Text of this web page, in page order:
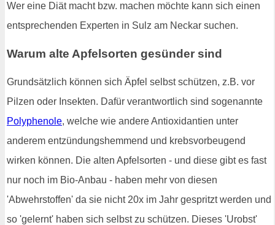
Wer eine Diät macht bzw. machen möchte kann sich einen
entsprechenden Experten in Sulz am Neckar suchen.
Warum alte Apfelsorten gesünder sind
Grundsätzlich können sich Äpfel selbst schützen, z.B. vor
Pilzen oder Insekten. Dafür verantwortlich sind sogenannte
Polyphenole, welche wie andere Antioxidantien unter
anderem entzündungshemmend und krebsvorbeugend
wirken können. Die alten Apfelsorten - und diese gibt es fast
nur noch im Bio-Anbau - haben mehr von diesen
'Abwehrstoffen' da sie nicht 20x im Jahr gespritzt werden und
so 'gelernt' haben sich selbst zu schützen. Dieses 'Urobst'